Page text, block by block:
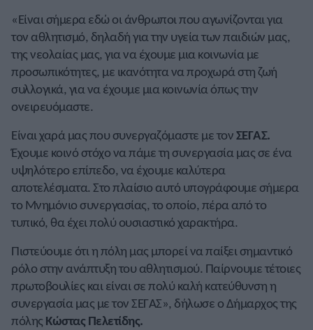
«Είναι σήμερα εδώ οι άνθρωποι που αγωνίζονται για
τον αθλητισμό, δηλαδή για την υγεία των παιδιών μας,
της νεολαίας μας, για να έχουμε μια κοινωνία με
προσωπικότητες, με ικανότητα να προχωρά στη ζωή
συλλογικά, για να έχουμε μια κοινωνία όπως την
ονειρευόμαστε.
Είναι χαρά μας που συνεργαζόμαστε με τονΣΕΓΑΣ.
Έχουμε κοινό στόχο να πάμε τη συνεργασία μας σε ένα
υψηλότερο επίπεδο, να έχουμε καλύτερα
αποτελέσματα. Στο πλαίσιο αυτό υπογράφουμε σήμερα
το Μνημόνιο συνεργασίας, το οποίο, πέρα από το
τυπικό, θα έχει πολύ ουσιαστικό χαρακτήρα.
Πιστεύουμε ότι η πόλη μας μπορεί να παίξει σημαντικό
ρόλο στην ανάπτυξη του αθλητισμού. Παίρνουμε τέτοιες
πρωτοβουλίες και είναι σε πολύ καλή κατεύθυνση η
συνεργασία μας με τον ΣΕΓΑΣ», δήλωσε ο Δήμαρχος της
πόλης Κώστας Πελετίδης.